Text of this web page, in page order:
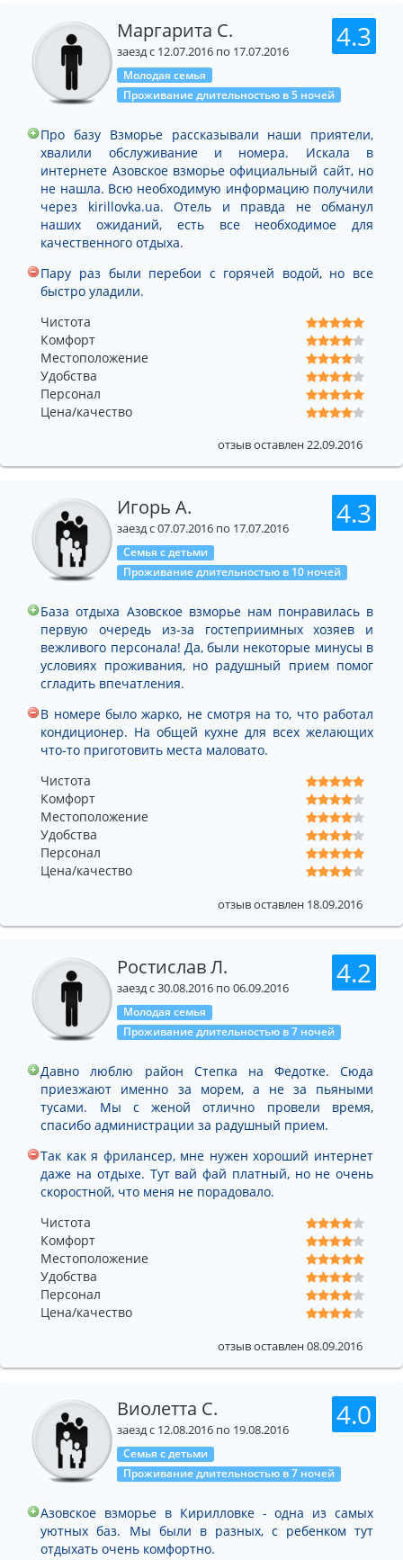
4.3
Маргарита С.
заезд с 12.07.2016 по 17.07.2016
Молодая семья
Проживание длительностью в 5 ночей
Про базу Взморье рассказывали наши приятели,
хвалили обслуживание и номера. Искала в
интернете Азовское взморье официальный сайт, но
не нашла. Всю необходимую информацию получили
через kirillovka.ua. Отель и правда не обманул
наших ожиданий, есть все необходимое для
качественного отдыха.
Пару раз были перебои с горячей водой, но все
быстро уладили.
Чистота
Комфорт
Местоположение
Удобства
Персонал
Цена/качество
отзыв оставлен 22.09.2016
4.3
Игорь А.
заезд с 07.07.2016 по 17.07.2016
Семья с детьми
Проживание длительностью в 10 ночей
База отдыха Азовское взморье нам понравилась в
первую очередь из-за гостеприимных хозяев и
вежливого персонала! Да, были некоторые минусы в
условиях проживания, но радушный прием помог
сгладить впечатления.
В номере было жарко, не смотря на то, что работал
кондиционер. На общей кухне для всех желающих
что-то приготовить места маловато.
Чистота
Комфорт
Местоположение
Удобства
Персонал
Цена/качество
отзыв оставлен 18.09.2016
4.2
Ростислав Л.
заезд с 30.08.2016 по 06.09.2016
Молодая семья
Проживание длительностью в 7 ночей
Давно люблю район Степка на Федотке. Сюда
приезжают именно за морем, а не за пьяными
тусами. Мы с женой отлично провели время,
спасибо администрации за радушный прием.
Так как я фрилансер, мне нужен хороший интернет
даже на отдыхе. Тут вай фай платный, но не очень
скоростной, что меня не порадовало.
Чистота
Комфорт
Местоположение
Удобства
Персонал
Цена/качество
отзыв оставлен 08.09.2016
4.0
Виолетта С.
заезд с 12.08.2016 по 19.08.2016
Семья с детьми
Проживание длительностью в 7 ночей
Азовское взморье в Кирилловке - одна из самых
уютных баз. Мы были в разных, с ребенком тут
отдыхать очень комфортно.